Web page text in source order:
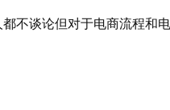
不谈论但对于电商流程和